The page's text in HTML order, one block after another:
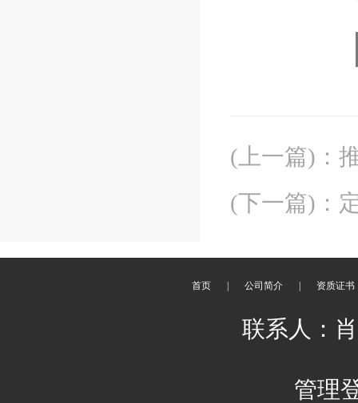
(上一篇) ：
(下一篇) ：
首页 公司简介 资质证书
联系人：
管理